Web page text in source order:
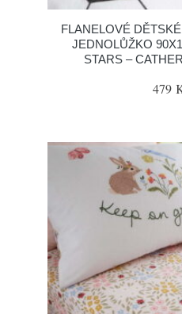
FLANELOVÉ
JEDNOLŮŽKO
STARS –
479